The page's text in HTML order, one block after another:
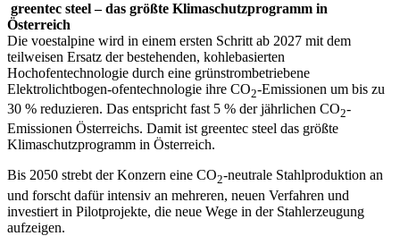
greentec steel – das größte Klimaschutzprogramm in
Österreich
Die voestalpine wird in einem ersten Schritt ab 2027 mit dem
teilweisen Ersatz der bestehenden, kohlebasierten
Hochofentechnologie durch eine grünstrombetriebene
Elektrolichtbogen-ofentechnologie ihre CO2-Emissionen um bis zu
30 % reduzieren. Das entspricht fast 5 % der jährlichen CO2-
Emissionen Österreichs. Damit ist greentec steel das größte
Klimaschutzprogramm in Österreich.
Bis 2050 strebt der Konzern eine CO2-neutrale Stahlproduktion an
und forscht dafür intensiv an mehreren, neuen Verfahren und
investiert in Pilotprojekte, die neue Wege in der Stahlerzeugung
aufzeigen.